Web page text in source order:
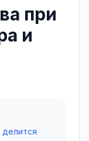
при
и